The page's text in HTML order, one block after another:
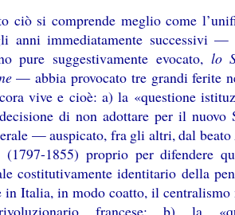
ciò si comprende meglio come
anni immediatamente successivi —
pure suggestivamente evocato, lo
— abbia provocato tre grandi ferite
vive e cioè: a) la «questione
di non adottare per il nuovo
— auspicato, fra gli altri, dal
(1797-1855) proprio per difendere
costitutivamente identitario della
in Italia, in modo coatto, il centralismo
francese; b) la